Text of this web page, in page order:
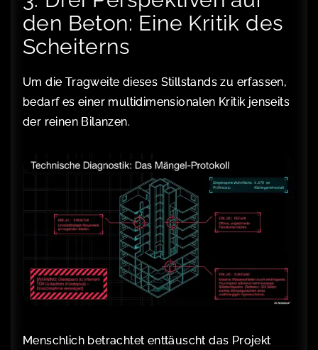
den Beton: Eine Kritik des
Scheiterns
Um die Tragweite dieses Stillstands zu erfassen,
bedarf es einer multidimensionalen Kritik jenseits
der reinen Bilanzen.
Menschlich betrachtet enttäuscht das Projekt